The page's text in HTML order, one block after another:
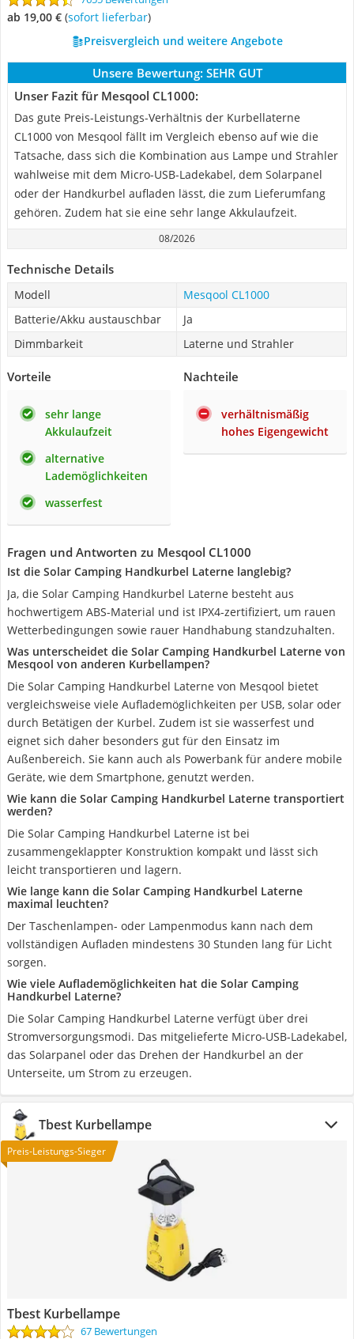
ab 19,00 € ( Sofort lieferbar)
Preisvergleich und weitere Angebote
Unsere Bewertung: SEHR GUT
Unser Fazit für Mesqool CL1000:
Das gute Preis-Leistungs-Verhältnis der Kurbellaterne
CL1000 von Mesqool fällt im Vergleich ebenso auf wie die
Tatsache, dass sich die Kombination aus Lampe und Strahler
wahlweise mit dem Micro-USB-Ladekabel, dem Solarpanel
oder der Handkurbel aufladen lässt, die zum Lieferumfang
gehören. Zudem hat sie eine sehr lange Akkulaufzeit.
08/2026
Technische Details
Modell
Mesqool CL1000
Batterie/Akku austauschbar
Ja
Dimmbarkeit
Laterne und Strahler
Vorteile
sehr lange
Akkulaufzeit
alternative
Lademöglichkeiten
wasserfest
Nachteile
verhältnismäßig
hohes Eigengewicht
Fragen und Antworten zu Mesqool CL1000
Ist die Solar Camping Handkurbel Laterne langlebig?
Ja, die Solar Camping Handkurbel Laterne besteht aus
hochwertigem ABS-Material und ist IPX4-zertifiziert, um rauen
Wetterbedingungen sowie rauer Handhabung standzuhalten.
Was unterscheidet die Solar Camping Handkurbel Laterne von
Mesqool von anderen Kurbellampen?
Die Solar Camping Handkurbel Laterne von Mesqool bietet
vergleichsweise viele Auflademöglichkeiten per USB, solar oder
durch Betätigen der Kurbel. Zudem ist sie wasserfest und
eignet sich daher besonders gut für den Einsatz im
Außenbereich. Sie kann auch als Powerbank für andere mobile
Geräte, wie dem Smartphone, genutzt werden.
Wie kann die Solar Camping Handkurbel Laterne transportiert
werden?
Die Solar Camping Handkurbel Laterne ist bei
zusammengeklappter Konstruktion kompakt und lässt sich
leicht transportieren und lagern.
Wie lange kann die Solar Camping Handkurbel Laterne
maximal leuchten?
Der Taschenlampen- oder Lampenmodus kann nach dem
vollständigen Aufladen mindestens 30 Stunden lang für Licht
sorgen.
Wie viele Auflademöglichkeiten hat die Solar Camping
Handkurbel Laterne?
Die Solar Camping Handkurbel Laterne verfügt über drei
Stromversorgungsmodi. Das mitgelieferte Micro-USB-Ladekabel,
das Solarpanel oder das Drehen der Handkurbel an der
Unterseite, um Strom zu erzeugen.
Tbest Kurbellampe
Preis-Leistungs-Sieger
Tbest Kurbellampe
67 Bewertungen